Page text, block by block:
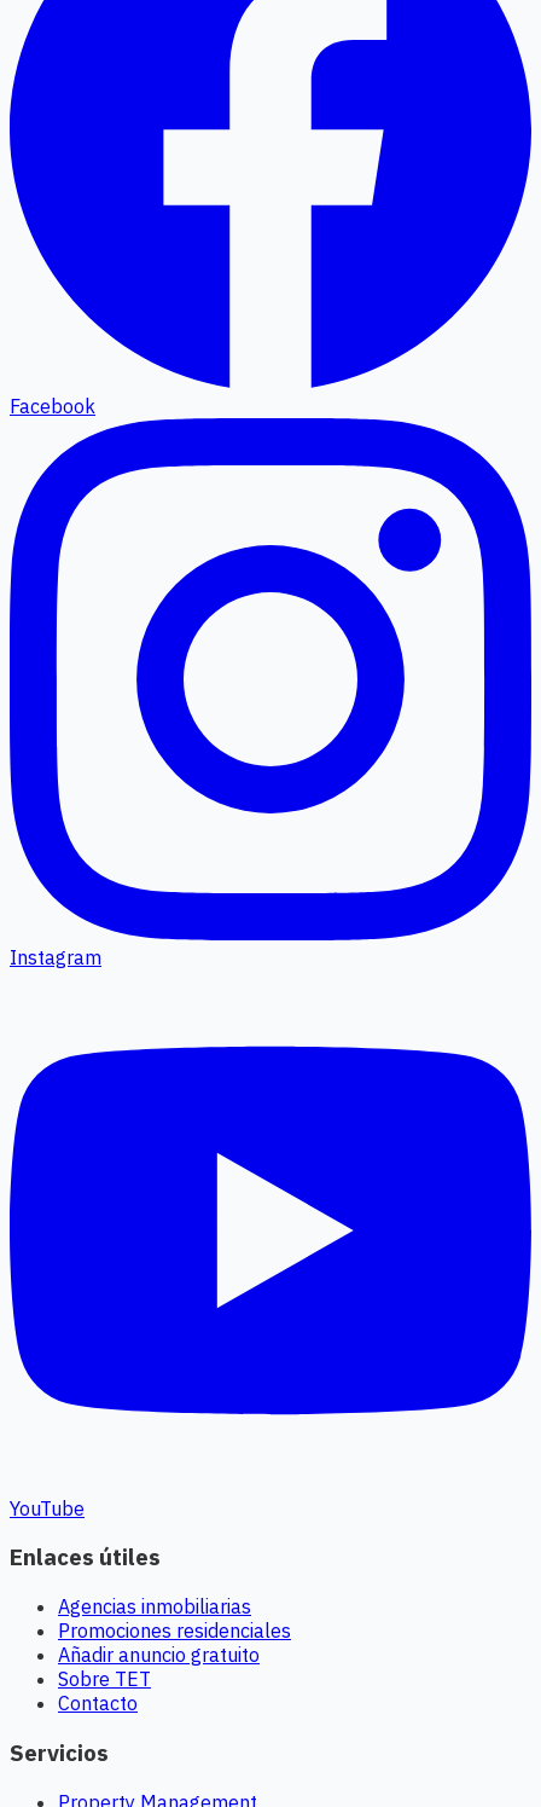
Facebook
Instagram
YouTube
Enlaces útiles
Agencias inmobiliarias
Promociones residenciales
Añadir anuncio gratuito
Sobre TET
Contacto
Servicios
Property Management